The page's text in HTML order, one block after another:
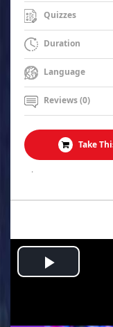
Quizzes
Duration
Language
Reviews (0)
Take
.
Play